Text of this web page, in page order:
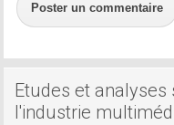
Poster un commentaire
Etudes et
l'industrie